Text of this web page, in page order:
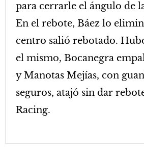
para cerrarle el ángulo de
En el rebote, Báez lo
centro salió rebotado.
el mismo, Bocanegra
y Manotas Mejías, con
seguros, atajó sin dar
Racing.